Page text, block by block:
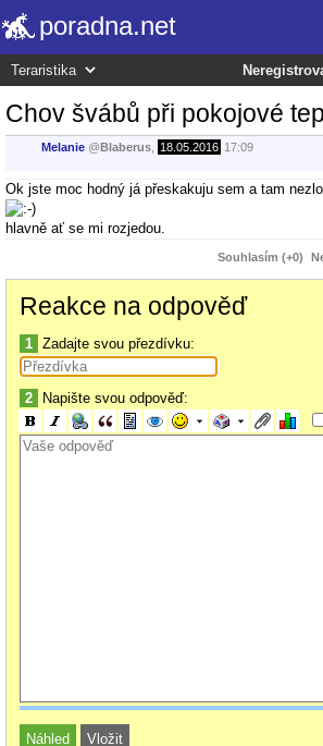
poradna.net
Chov švábů při pokojové
Melanie @Blaberus 18.05.2016 17:09
Ok jste moc hodný já přeskakuju sem a tam
hlavně ať se mi rozjedou.
Souhlasím (+0)
Reakce na odpověď
1 Zadajte svou přezdívku:
2 Napište svou odpověď: